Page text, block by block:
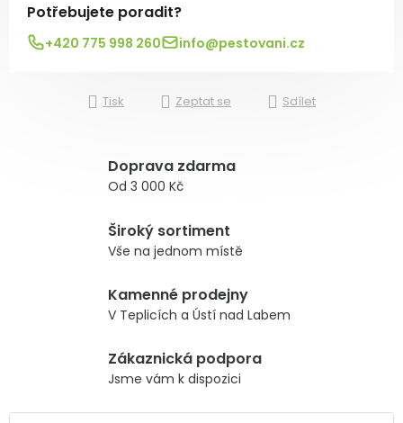
Potřebujete poradit?
+420 775 998 260 info@pestovani.cz
Tisk Zeptat se Sdílet
Doprava zdarma
Od 3 000 Kč
Široký sortiment
Vše na jednom místě
Kamenné prodejny
V Teplicích a Ústí nad Labem
Zákaznická podpora
Jsme vám k dispozici